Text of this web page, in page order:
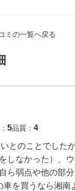
ミの一覧へ戻る
5品質： 4
とのことでした
しなかった）、
ら弱点や他の部
を買うなら湘南